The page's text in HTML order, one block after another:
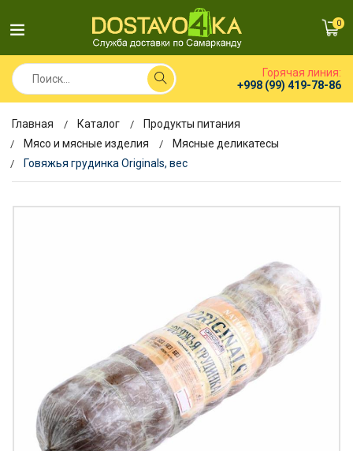
0
Горячая линия:
+998 (99) 419-78-86
Главная Каталог
Продукты питания
Мясо и мясные изделия
Мясные деликатесы
Говяжья грудинка Originals, вес